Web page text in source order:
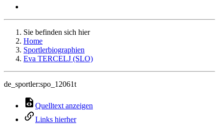
Sie befinden sich hier
Home
Sportlerbiographien
Eva TERCELJ (SLO)
de_sportler:spo_12061t
Quelltext anzeigen
Links hierher